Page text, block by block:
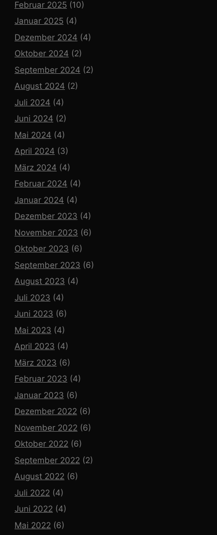
Februar 2025 (10)
Januar 2025 (4)
Dezember 2024 (4)
Oktober 2024 (2)
September 2024 (2)
August 2024 (2)
Juli 2024 (4)
Juni 2024 (2)
Mai 2024 (4)
April 2024 (3)
März 2024 (4)
Februar 2024 (4)
Januar 2024 (4)
Dezember 2023 (4)
November 2023 (6)
Oktober 2023 (6)
September 2023 (6)
August 2023 (4)
Juli 2023 (4)
Juni 2023 (6)
Mai 2023 (4)
April 2023 (4)
März 2023 (6)
Februar 2023 (4)
Januar 2023 (6)
Dezember 2022 (6)
November 2022 (6)
Oktober 2022 (6)
September 2022 (2)
August 2022 (6)
Juli 2022 (4)
Juni 2022 (4)
Mai 2022 (6)